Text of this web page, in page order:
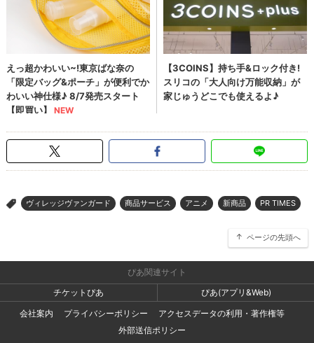
> ヴィレッジヴァンガード 商品サービス アニメ 新商品 PR TIMES
ページの先頭へ
ぴあ関連サイト
チケットぴあ
ぴあ(アプリ&Web)
会社案内
プライバシーポリシー
アクセスデータの利用・著作権等
外部送信ポリシー